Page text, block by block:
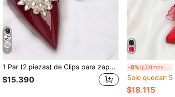
4
1 Par (2 piezas) de Clips para zapatos desmontables con forma de flor, triángulo y estrella, hechos de cristal, metal blanco y dorado, accesorios elegantes de moda para zapatos de tacón alto, tacones y zapatos de oficina para mujeres
$15.390
-8% ¡Últimos 3 días
Solo quedan 5
$18.115